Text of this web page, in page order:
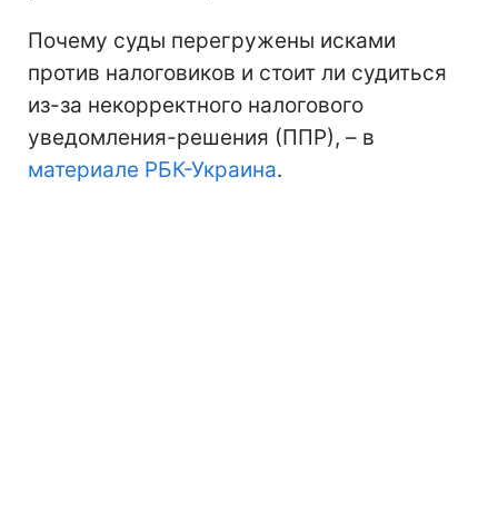
Почему суды перегружены исками
против налоговиков и стоит ли судиться
из-за некорректного налогового
уведомления-решения (ППР), – в
материале РБК-Украина.